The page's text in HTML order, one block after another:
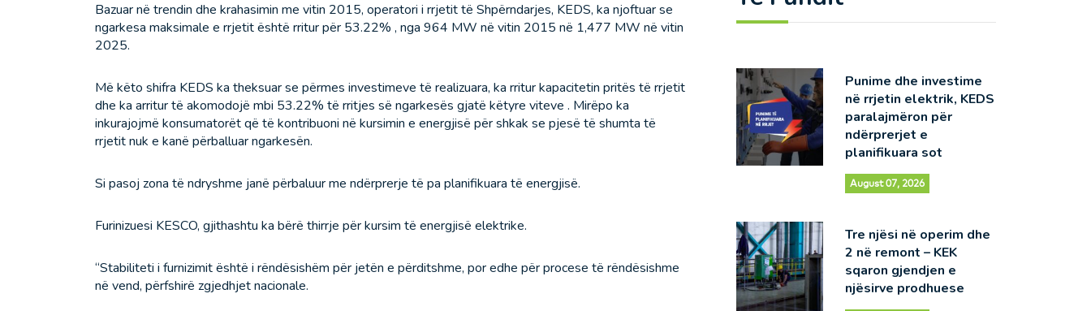
Bazuar në trendin dhe krahasimin me vitin 2015, operatori i rrjetit të Shpërndarjes, KEDS, ka njoftuar se
ngarkesa maksimale e rrjetit është rritur për 53.22% , nga 964 MW në vitin 2015 në 1,477 MW në vitin
2025.
Më këto shifra KEDS ka theksuar se përmes investimeve të realizuara, ka rritur kapacitetin pritës të rrjetit
dhe ka arritur të akomodojë mbi 53.22% të rritjes së ngarkesës gjatë këtyre viteve . Mirëpo ka
inkurajojmë konsumatorët që të kontribuoni në kursimin e energjisë për shkak se pjesë të shumta të
rrjetit nuk e kanë përballuar ngarkesën.
Si pasoj zona të ndryshme janë përbaluur me ndërprerje të pa planifikuara të energjisë.
Furinizuesi KESCO, gjithashtu ka bërë thirrje për kursim të energjisë elektrike.
“Stabiliteti i furnizimit është i rëndësishëm për jetën e përditshme, por edhe për procese të rëndësishme
në vend, përfshirë zgjedhjet nacionale.
Punime dhe investime
në rrjetin elektrik, KEDS
paralajmëron për
ndërprerjet e
planifikuara sot
August 07, 2026
Tre njësi në operim dhe
2 në remont – KEK
sqaron gjendjen e
njësirve prodhuese